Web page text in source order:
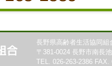
長野県高齢者生活協同組
〒381-0024 長野市南長
TEL. 026-263-2386 FAX.